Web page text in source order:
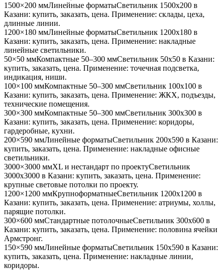
1500×200 ммЛинейные форматыСветильник 1500x200 в
Казани: купить, заказать, цена. Применение: склады, цеха,
длинные линии.
1200×180 ммЛинейные форматыСветильник 1200x180 в
Казани: купить, заказать, цена. Применение: накладные
линейные светильники.
50×50 ммКомпактные 50–300 ммСветильник 50x50 в Казани:
купить, заказать, цена. Применение: точечная подсветка,
индикация, ниши.
100×100 ммКомпактные 50–300 ммСветильник 100x100 в
Казани: купить, заказать, цена. Применение: ЖКХ, подъезды,
технические помещения.
300×300 ммКомпактные 50–300 ммСветильник 300x300 в
Казани: купить, заказать, цена. Применение: коридоры,
гардеробные, кухни.
200×590 ммЛинейные форматыСветильник 200x590 в Казани:
купить, заказать, цена. Применение: накладные офисные
светильники.
3000×3000 ммXL и нестандарт по проектуСветильник
3000x3000 в Казани: купить, заказать, цена. Применение:
крупные световые потолки по проекту.
1200×1200 ммКрупноформатныеСветильник 1200x1200 в
Казани: купить, заказать, цена. Применение: атриумы, холлы,
парящие потолки.
300×600 ммСтандартные потолочныеСветильник 300x600 в
Казани: купить, заказать, цена. Применение: половина ячейки
Армстронг.
150×590 ммЛинейные форматыСветильник 150x590 в Казани:
купить, заказать, цена. Применение: накладные линии,
коридоры.